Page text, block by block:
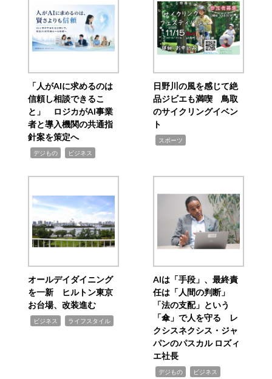
「人がAIに求めるのは
信頼し相談できるこ
と」 ロジカがAI事業
者と導入機関の共通指
針案を策定へ
デジもの ビジネス
日野川の風を感じて絶
品ジビエも満喫 鳥取
のサイクリングイベン
ト
スポーツ
オールデイダイニング
を一新 ヒルトン東京
お台場、改装進む
ビジネス ライフスタイル
AIは「手段」、最終責
任は「人間の判断」
「法の支配」という
「傘」で人を守る レ
クシスネクシス・ジャ
パンのパスカル ロズィ
エ社長
デジもの ビジネス